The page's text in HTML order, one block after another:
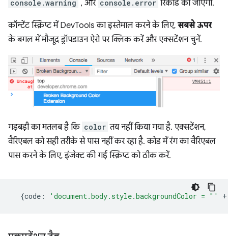
console.warning , और console.error रिकॉर्ड की जाएंगी.
कॉन्टेंट स्क्रिप्ट में DevTools का इस्तेमाल करने के लिए, सबसे ऊपर
के बगल में मौजूद ड्रॉपडाउन ऐरो पर क्लिक करें और एक्सटेंशन चुनें.
गड़बड़ी का मतलब है कि color तय नहीं किया गया है. एक्सटेंशन,
वैरिएबल को सही तरीके से पास नहीं कर रहा है. कोड में रंग का वैरिएबल
पास करने के लिए, इंजेक्ट की गई स्क्रिप्ट को ठीक करें.
{code : 'document.body.style.backgroundColor = "' +